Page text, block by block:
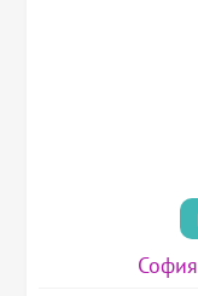
София